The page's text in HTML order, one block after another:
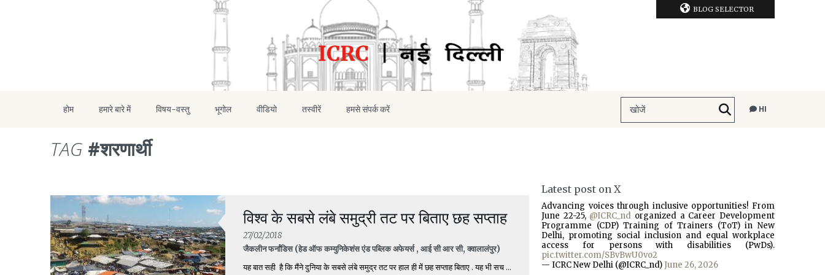
BLOG SELECTOR
होम हमारे बारे में विषय-वस्तु भूगोल वीडियो तस्वीरें हमसे संपर्क करें HI
TAG #शरणार्थी
विश्व के सबसे लंबे समुद्री तट पर बिताए छह सप्ताह
27/02/2018
जैकलीन फर्नांडिस (हेड ऑफ कम्युनिकेशंस एंड पब्लिक अफेयर्स , आई सी आर सी, क्वालालंपुर)
यह बात सही है कि मैंने दुनिया के सबसे लंबे समुद्र तट पर हाल ही में छह सप्ताह बिताए . यह भी सच ...
Latest post on X
Advancing voices through inclusive opportunities! From
June 22-25, @ICRC_nd organized a Career Development
Programme (CDP) Training of Trainers (ToT) in New
Delhi, promoting social inclusion and equal workplace
access for persons with disabilities (PwDs).
pic.twitter.com/SBvBwU0vo2
— ICRC New Delhi (@ICRC_nd) June 26, 2026